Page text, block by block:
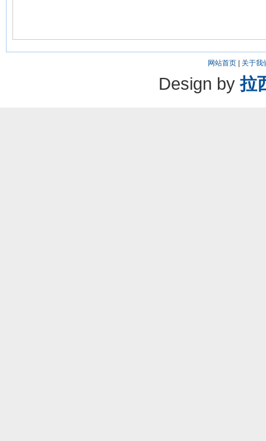
网站首页| 关于我
Design by拉